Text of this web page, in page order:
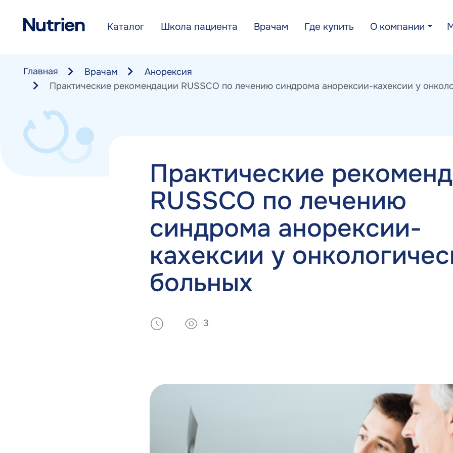
Каталог Школа пациента Врачам Где купить О компании
Главная Врачам
Анорексия
Практические рекомендации RUSSCO по лечению синдрома анорексии-кахексии у
Практические
RUSSCO по лечению
синдрома анорексии-
кахексии у
больных
3